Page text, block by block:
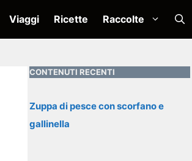
Viaggi Ricette Raccolte
CONTENUTI RECENTI
Zuppa di pesce con scorfano e
gallinella